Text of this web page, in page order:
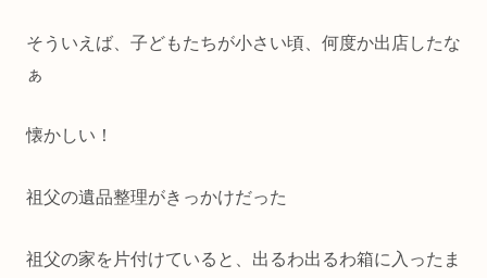
そういえば、子どもたちが小さい頃、何度か出店したな
ぁ
懐かしい！
祖父の遺品整理がきっかけだった
祖父の家を片付けていると、出るわ出るわ箱に入ったま